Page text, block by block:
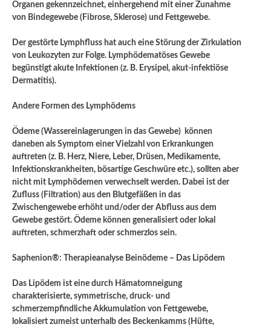
Organen gekennzeichnet, einhergehend mit einer Zunahme
von Bindegewebe (Fibrose, Sklerose) und Fettgewebe.
Der gestörte Lymphfluss hat auch eine Störung der Zirkulation
von Leukozyten zur Folge. Lymphödematöses Gewebe
begünstigt akute Infektionen (z. B. Erysipel, akut-infektiöse
Dermatitis).
Andere Formen des Lymphödems
Ödeme (Wassereinlagerungen in das Gewebe) können
daneben als Symptom einer Vielzahl von Erkrankungen
auftreten (z. B. Herz, Niere, Leber, Drüsen, Medikamente,
Infektionskrankheiten, bösartige Geschwüre etc.), sollten aber
nicht mit Lymphödemen verwechselt werden. Dabei ist der
Zufluss (Filtration) aus den Blutgefäßen in das
Zwischengewebe erhöht und/oder der Abfluss aus dem
Gewebe gestört. Ödeme können generalisiert oder lokal
auftreten, schmerzhaft oder schmerzlos sein.
Saphenion®: Therapieanalyse Beinödeme – Das Lipödem
Das Lipödem ist eine durch Hämatomneigung
charakterisierte, symmetrische, druck- und
schmerzempfindliche Akkumulation von Fettgewebe,
lokalisiert zumeist unterhalb des Beckenkamms (Hüfte,